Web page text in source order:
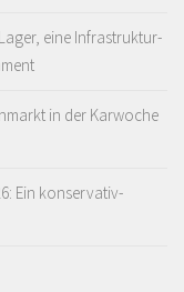
eine Infrastruktur-
in der Karwoche
Ein konservativ-